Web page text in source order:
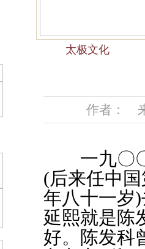
太极文化
作者：
一九〇〇
(后来任中
年八十一岁
延熙就是陈
好。陈发科